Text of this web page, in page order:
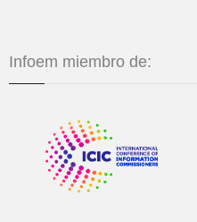
Infoem miembro de: